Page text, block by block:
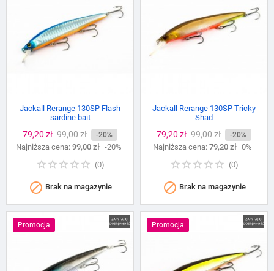
Jackall Rerange 130SP Flash
sardine bait
Cena
79,20 zł Cena
podstawowa
99,00 zł -20%
Najniższa cena: 99,00 zł -20%
(0)
 Brak na magazynie
Jackall Rerange 130SP Tricky
Shad
Cena
79,20 zł Cena
podstawowa
99,00 zł -20%
Najniższa cena: 79,20 zł 0%
(0)
 Brak na magazynie
Promocja Promocja